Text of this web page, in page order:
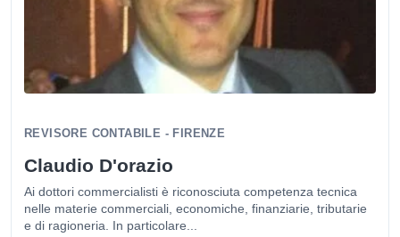
REVISORE CONTABILE - FIRENZE
Claudio D'orazio
Ai dottori commercialisti è riconosciuta competenza tecnica
nelle materie commerciali, economiche, finanziarie, tributarie
e di ragioneria. In particolare...